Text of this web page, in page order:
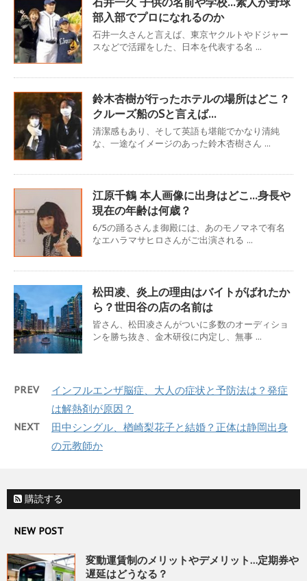
部入部でプロになれるのか
石井一久さんと言えば、東京ヤクルトやドジャー
スなどで活躍をした、日本を代表する名 ...
鈴木杏樹が行ったホテルの場所はどこ？
クルーズ船のSと言えば…
清潔感もあり、そして英語も堪能でかなり清純
な、一途なイメージのあった鈴木杏樹さん ...
江原千鶴 本人画像に出身はどこ…身長や
現在の年齢は何歳？
6/5の踊るさんま御殿には、あのモノマネで有名
なエハラマサヒロさんがご出演される ...
松田凌、炎上の理由はバイトがばれたか
ら？世田谷の店の名前は
皆さん、松田凌さんがついに多数のオーディショ
ンを勝ち抜き、金木研役に内定し、無事 ...
PREV
インフルエンザ脳症、大人の症状と予防法は？発症
は解熱剤が原因？
NEXT
田中シングル、楢崎梨花子と結婚？正体は静岡出身
の元教師か
購読する
NEW POST
変動運賃制のメリットやデメリット…定期券や
遅延はどうなる？